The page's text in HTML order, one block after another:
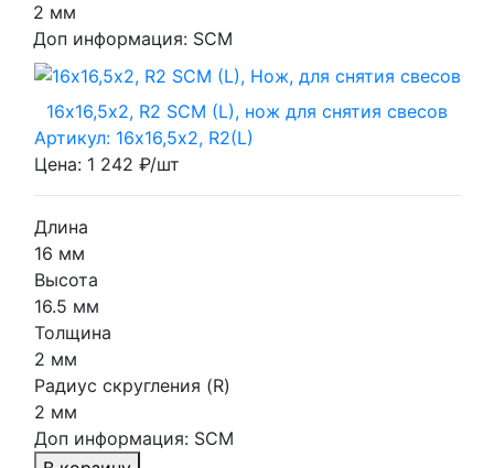
2 мм
Доп информация: SCM
16х16,5х2, R2 SCM (L), нож для снятия свесов
Артикул: 16х16,5х2, R2(L)
Цена: 1 242 ₽/шт
Длина
16 мм
Высота
16.5 мм
Толщина
2 мм
Радиус скругления (R)
2 мм
Доп информация: SCM